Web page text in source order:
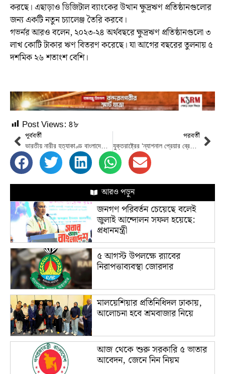
করছে। এছাড়াও ডিজিটাল ব্যাংকের উত্থান ক্ষুদ্রঋণ প্রতিষ্ঠানগুলোর
জন্য একটি নতুন চ্যালেঞ্জ তৈরি করবে।
গভর্নর আরও বলেন, ২০২৩-২৪ অর্থবছরে ক্ষুদ্রঋণ প্রতিষ্ঠানগুলো ৩
লাখ কোটি টাকার ঋণ বিতরণ করেছে। যা আগের বছরের তুলনায় ৫
দশমিক ২৬ শতাংশ বেশি।
Post Views: ৪৮
পূর্ববর্তী পরবর্তী
যুক্তরাষ্ট্রের ‘ন্যাশনাল প্রেয়ার ব্রেকফাস্টে’ যোগ দেবেন ব্যারিস্টার জায়মা রহমান
আরও পড়ুন
জনগণ পরিবর্তন চেয়েছে বলেই
জুলাই আন্দোলন সফল হয়েছে:
প্রধানমন্ত্রী
৫ আগস্ট উপলক্ষে র‌্যাবের
নিরাপত্তাব্যবস্থা জোরদার
মালয়েশিয়ার প্রতিনিধিদল ঢাকায়,
আলোচনা হবে শ্রমবাজার নিয়ে
আজ থেকে শুরু সরকারি ৫ ভাতার
আবেদন, জেনে নিন নিয়ম